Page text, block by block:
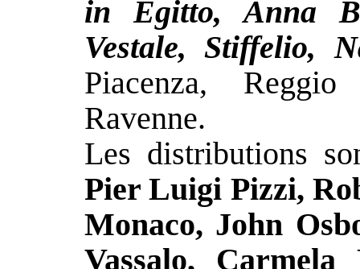
in Egitto, Anna
Vestale, Stiffelio,
Piacenza,
Ravenne.
Les distributions
Pier Luigi Pizzi,
Monaco, John
Vassalo,